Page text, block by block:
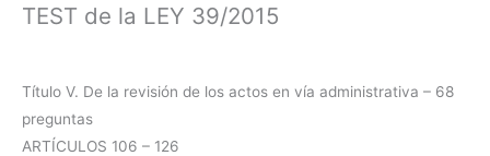
TEST de la LEY 39/2015
Título V. De la revisión de los actos en vía administrativa – 68
preguntas
ARTÍCULOS 106 – 126